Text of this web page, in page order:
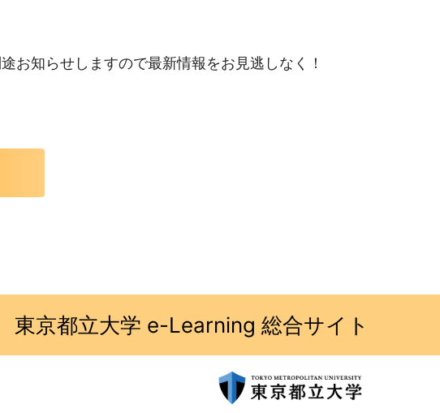
お知らせしますので最新情報をお見逃しなく！
東京都立大学 e-Learning 総合サイト